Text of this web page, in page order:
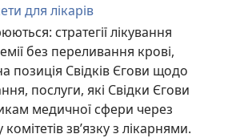
для лікарів
стратегії лікування
без переливання крові,
позиція Свідків Єгови щодо
послуги, які Свідки Єгови
медичної сфери через
зв’язку з лікарнями.